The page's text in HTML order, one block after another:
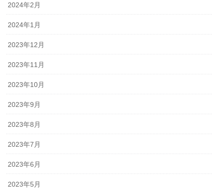
2024年2月
2024年1月
2023年12月
2023年11月
2023年10月
2023年9月
2023年8月
2023年7月
2023年6月
2023年5月